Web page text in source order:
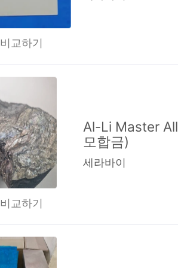
2개 이상 체크 후 비교하기 클릭
비교하기
2개 이상 체크 후 비교하기 클릭
비교하기
Al-Li Master
모합금)
세라바이